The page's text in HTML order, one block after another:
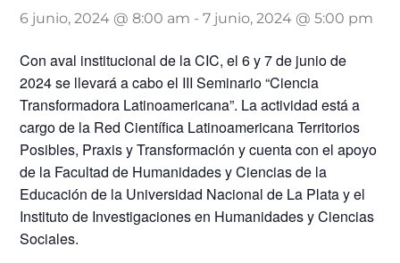
6 junio, 2024 @ 8:00 am -7 junio, 2024 @ 5:00 pm
Con aval institucional de la CIC, el 6 y 7 de junio de
2024 se llevará a cabo el III Seminario “Ciencia
Transformadora Latinoamericana”. La actividad está a
cargo de la Red Científica Latinoamericana Territorios
Posibles, Praxis y Transformación y cuenta con el apoyo
de la Facultad de Humanidades y Ciencias de la
Educación de la Universidad Nacional de La Plata y el
Instituto de Investigaciones en Humanidades y Ciencias
Sociales.